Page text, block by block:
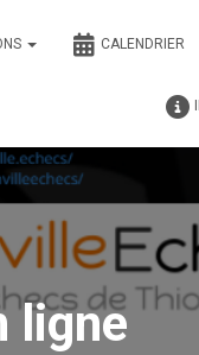
CALENDRIER
ligne